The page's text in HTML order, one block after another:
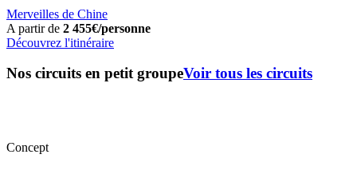
Merveilles de Chine
A partir de 2 455€/personne
Découvrez l'itinéraire
Nos circuits en petit groupeVoir tous les circuits
Concept